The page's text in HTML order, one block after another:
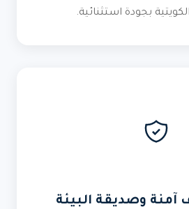
بجودة استثنائية.
آمنة وصديقة البيئة